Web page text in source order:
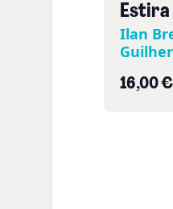
Estira
Ilan
16,00 €